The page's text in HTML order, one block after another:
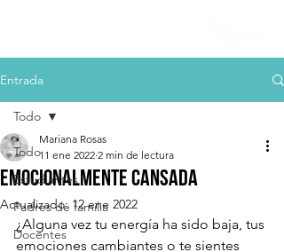
Entrada
Todo
Estudiantes
Padres de familia
Docentes
Todo
Emocionalmente cansada
Mariana Rosas
11 ene 2022 2 min de lectura
Actualizado: 12 ene 2022
¿Alguna vez tu energía ha sido baja, tus
emociones cambiantes o te sientes